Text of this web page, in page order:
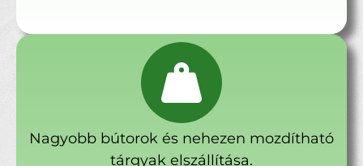
Nagyobb bútorok és nehezen mozdítható
tárgyak elszállítása.